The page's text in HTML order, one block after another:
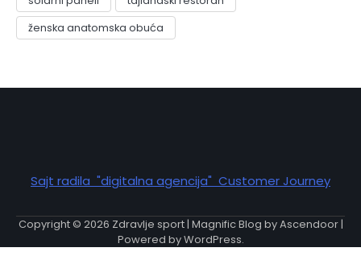
ženska anatomska obuća
Sajt radila "digitalna agencija" Customer Journey
Copyright © 2026 Zdravlje sport| Magnific Blog byAscendoor|
Powered byWordPress.